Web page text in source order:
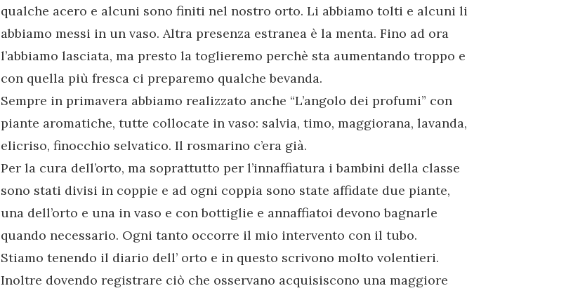
qualche acero e alcuni sono finiti nel nostro orto. Li abbiamo tolti e alcuni li
abbiamo messi in un vaso. Altra presenza estranea è la menta. Fino ad ora
l’abbiamo lasciata, ma presto la toglieremo perchè sta aumentando troppo e
con quella più fresca ci preparemo qualche bevanda.
Sempre in primavera abbiamo realizzato anche “L’angolo dei profumi” con
piante aromatiche, tutte collocate in vaso: salvia, timo, maggiorana, lavanda,
elicriso, finocchio selvatico. Il rosmarino c’era già.
Per la cura dell’orto, ma soprattutto per l’innaffiatura i bambini della classe
sono stati divisi in coppie e ad ogni coppia sono state affidate due piante,
una dell’orto e una in vaso e con bottiglie e annaffiatoi devono bagnarle
quando necessario. Ogni tanto occorre il mio intervento con il tubo.
Stiamo tenendo il diario dell’ orto e in questo scrivono molto volentieri.
Inoltre dovendo registrare ciò che osservano acquisiscono una maggiore